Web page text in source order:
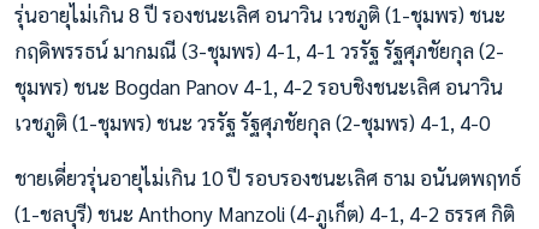
รุ่นอายุไม่เกิน 8 ปี รองชนะเลิศ อนาวิน เวชภูติ (1-ชุมพร) ชนะ
กฤดิพรรธน์ มากมณี (3-ชุมพร) 4-1, 4-1 วรรัฐ รัฐศุภชัยกุล (2-
ชุมพร) ชนะ Bogdan Panov 4-1, 4-2 รอบชิงชนะเลิศ อนาวิน
เวชภูติ (1-ชุมพร) ชนะ วรรัฐ รัฐศุภชัยกุล (2-ชุมพร) 4-1, 4-0
ชายเดี่ยวรุ่นอายุไม่เกิน 10 ปี รอบรองชนะเลิศ ธาม อนันตพฤทธ์
(1-ชลบุรี) ชนะ Anthony Manzoli (4-ภูเก็ต) 4-1, 4-2 ธรรศ กิติ